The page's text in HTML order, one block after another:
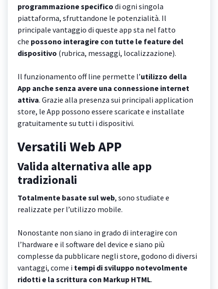
programmazione specifico di ogni singola
piattaforma, sfruttandone le potenzialità. Il
principale vantaggio di queste app sta nel fatto
che possono interagire con tutte le feature del
dispositivo (rubrica, messaggi, localizzazione).
Il funzionamento off line permette l’utilizzo della
App anche senza avere una connessione internet
attiva. Grazie alla presenza sui principali application
store, le App possono essere scaricate e installate
gratuitamente su tutti i dispositivi.
Versatili Web APP
Valida alternativa alle app
tradizionali
Totalmente basate sul web, sono studiate e
realizzate per l’utilizzo mobile.
Nonostante non siano in grado di interagire con
l’hardware e il software del device e siano più
complesse da pubblicare negli store, godono di diversi
vantaggi, come i tempi di sviluppo notevolmente
ridotti e la scrittura con Markup HTML.